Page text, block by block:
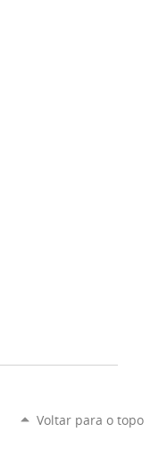
Voltar para o topo